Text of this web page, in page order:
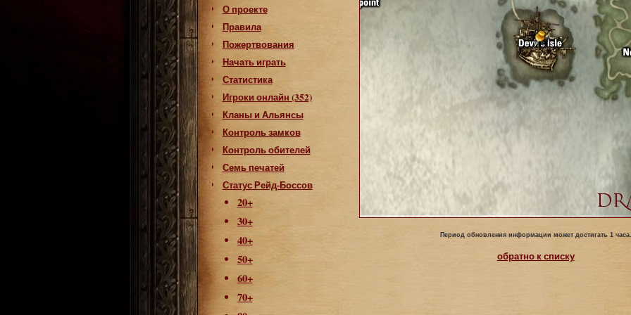
О проекте
Правила
Пожертвования
Начать играть
Статистика
Игроки онлайн (352)
Кланы и Альянсы
Контроль замков
Контроль обителей
Семь печатей
Статус Рейд-Боссов
20+
30+
40+
50+
60+
70+
Период обновления информации может достигать 1 часа.
обратно к списку